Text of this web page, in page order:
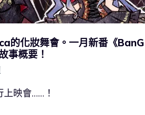
的化妝舞會。一月新番《
事概要！
上映會……！